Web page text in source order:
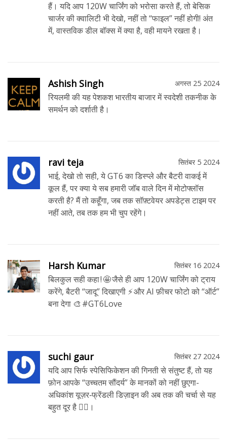
हैं। यदि आप 120W चार्जिंग को भरोसा करते हैं, तो बेसिक
चार्जर की क्वालिटी भी देखो, नहीं तो “फाइल” नहीं होगी! अंत
में, वास्तविक डील बॉक्स में क्या है, वही मायने रखता है।
Ashish Singh अगस्त 25 2024
रियलमी की यह पेशकश भारतीय बाजार में स्वदेशी तकनीक के
समर्थन को दर्शाती है।
ravi teja सितंबर 5 2024
भाई, देखो तो सही, ये GT6 का डिस्प्ले और बैटरी वाकई में
कूल हैं, पर क्या ये सब हमारी जॉब वाले दिन में मोटोफ्लॉस
करती है? मैं तो कहूँगा, जब तक सॉफ़्टवेयर अपडेट्स टाइम पर
नहीं आते, तब तक हम भी चुप रहेंगे।
Harsh Kumar सितंबर 16 2024
बिलकुल सही कहा ! 🤩 जैसे ही आप 120W चार्जिंग को ट्राय
करेंगे, बैटरी “जादू” दिखाएगी ⚡️ और AI फ़ीचर फोटो को “ऑर्ट”
बना देगा 🎨 #GT6Love
suchi gaur सितंबर 27 2024
यदि आप सिर्फ स्पेसिफिकेशन की गिनती से संतुष्ट हैं, तो यह
फ़ोन आपके “उच्चतम सौंदर्य” के मानकों को नहीं छुएगा-
अधिकांश यूज़र‑फ्रेंडली डिज़ाइन की अब तक की चर्चा से यह
बहुत दूर है 🤷‍♀️।